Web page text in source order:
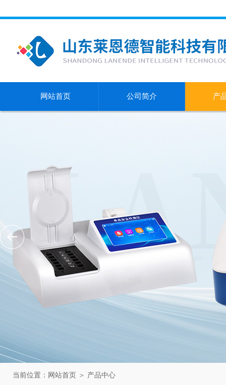
网站首页 公司简介 产
当前位置： 网站首页 ＞ 产品中心